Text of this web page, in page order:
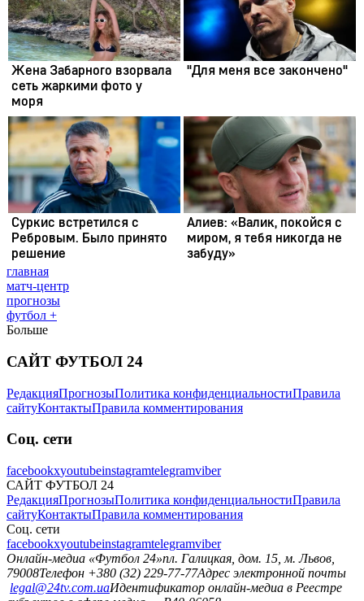
главная
матч-центр
прогнозы
футбол +
Больше
САЙТ ФУТБОЛ 24
РедакцияПрогнозыПолитика конфиденциальностиПравила
сайтуКонтактыПравила комментирования
Соц. сети
facebookxyoutubeinstagramtelegramviber
САЙТ ФУТБОЛ 24
РедакцияПрогнозыПолитика конфиденциальностиПравила
сайтуКонтактыПравила комментирования
Соц. сети
facebookxyoutubeinstagramtelegramviber
Онлайн-медиа «Футбол 24»пл. Галицкая, дом. 15, м. Львов,
79008Телефон +380 (32) 229-77-77Адрес электронной почты
legal@24tv.com.uaИдентификатор онлайн-медиа в Реестре